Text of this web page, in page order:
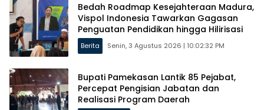
Bedah Roadmap Kesejahteraan Madura,
Vispol Indonesia Tawarkan Gagasan
Penguatan Pendidikan hingga Hilirisasi
Berita Senin, 3 Agustus 2026 | 10:02:32 PM
Bupati Pamekasan Lantik 85 Pejabat,
Percepat Pengisian Jabatan dan
Realisasi Program Daerah